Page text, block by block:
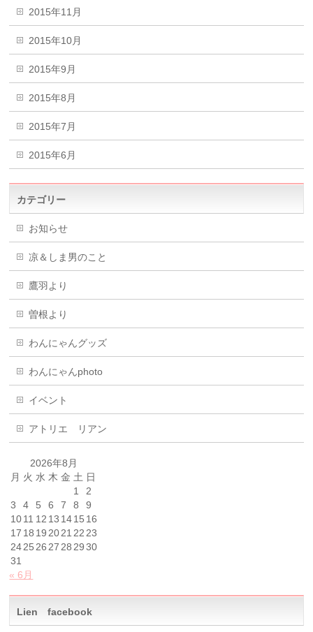
2015年11月
2015年10月
2015年9月
2015年8月
2015年7月
2015年6月
カテゴリー
お知らせ
凉＆しま男のこと
鷹羽より
曽根より
わんにゃんグッズ
わんにゃんphoto
イベント
アトリエ リアン
2026年8月
月 火 水 木 金 土 日
1
2
3
4 5 6 7 8
9
1011 12 13 1415 16
17 18 19 2021 22 23
2425 26 27 28 29 30
31
« 6月
Lien facebook